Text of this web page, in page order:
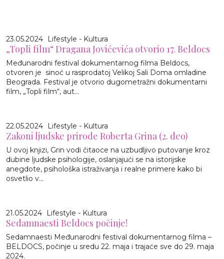
23.05.2024 Lifestyle - Kultura
„Topli film“ Dragana Jovićevića otvorio 17. Beldocs
Međunarodni festival dokumentarnog filma Beldocs,
otvoren je sinoć u rasprodatoj Velikoj Sali Doma omladine
Beograda. Festival je otvorio dugometražni dokumentarni
film, „Topli film“, aut...
22.05.2024 Lifestyle - Kultura
Zakoni ljudske prirode Roberta Grina (2. deo)
U ovoj knjizi, Grin vodi čitaoce na uzbudljivo putovanje kroz
dubine ljudske psihologije, oslanjajući se na istorijske
anegdote, psihološka istraživanja i realne primere kako bi
osvetlio v...
21.05.2024 Lifestyle - Kultura
Sedamnaesti Beldocs počinje!
Sedamnaesti Međunarodni festival dokumentarnog filma –
BELDOCS, počinje u sredu 22. maja i trajaće sve do 29. maja
2024.